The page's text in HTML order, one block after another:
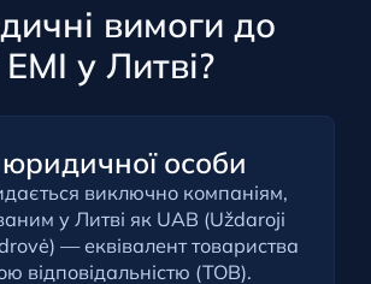
вимоги до
EMI у Литві?
особи
виключно компаніям,
у Литві як UAB (Uždaroji
— еквівалент товариства
відповідальністю (ТОВ).